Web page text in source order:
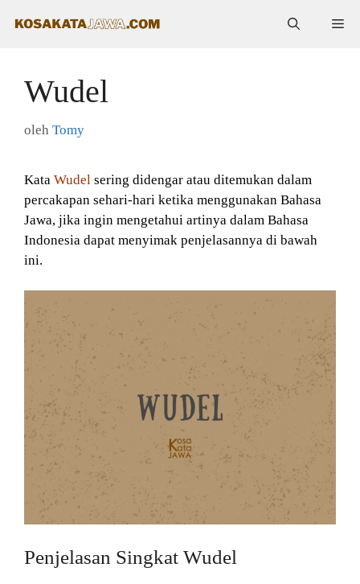
Wudel
oleh Tomy
Kata Wudel sering didengar atau ditemukan dalam
percakapan sehari-hari ketika menggunakan Bahasa
Jawa, jika ingin mengetahui artinya dalam Bahasa
Indonesia dapat menyimak penjelasannya di bawah
ini.
Penjelasan Singkat Wudel